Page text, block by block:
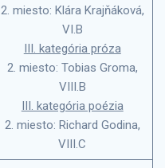
2. miesto: Klára Krajňáková,
VI.B
III. kategória próza
2. miesto: Tobias Groma,
VIII.B
III. kategória poézia
2. miesto: Richard Godina,
VIII.C